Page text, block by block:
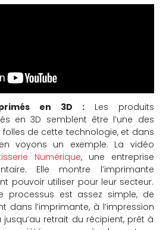
en 3D :Les produits
en 3D semblent être l’une des
de cette technologie, et dans
voyons un exemple. La vidéo
Numérique, une entreprise
Elle montre l’imprimante
pouvoir utiliser pour leur secteur.
processus est assez simple, de
dans l’imprimante, à l’impression
retrait du récipient, prêt à